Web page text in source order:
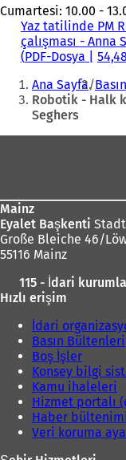
k
m
e
d
a
ç
ı
l
Cumartesi: 10.00 -
Yaz tatilinde PM
çalışması - Anna
PDF-Dosya
Buradasınız:
Ana Sayfa
Robotik - Halk
Seghers
Mainz
Eyalet Başkenti
Große Bleiche 46/
55116 Mainz
115 - İdari
Hızlı erişim
İdari
Basın Bültenleri
Boş İşler
Konsey bilgi
Kamu ihaleleri
Hizmet portalı
Haber
Veri koruma